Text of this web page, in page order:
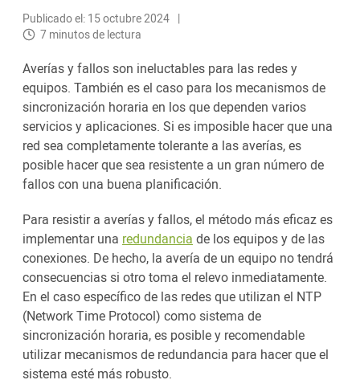
Publicado el: 15 octubre 2024
7 minutos de lectura
Averías y fallos son ineluctables para las redes y
equipos. También es el caso para los mecanismos de
sincronización horaria en los que dependen varios
servicios y aplicaciones. Si es imposible hacer que una
red sea completamente tolerante a las averías, es
posible hacer que sea resistente a un gran número de
fallos con una buena planificación.
Para resistir a averías y fallos, el método más eficaz es
implementar una redundancia de los equipos y de las
conexiones. De hecho, la avería de un equipo no tendrá
consecuencias si otro toma el relevo inmediatamente.
En el caso específico de las redes que utilizan el NTP
(Network Time Protocol) como sistema de
sincronización horaria, es posible y recomendable
utilizar mecanismos de redundancia para hacer que el
sistema esté más robusto.